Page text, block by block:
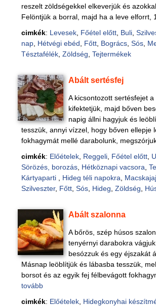
reszelt zöldségekkel elkeverjük és
Felöntjük a borral, majd ha a leve elforrt,
cimkék: Levesek, Főétel előtt, Buli,
nap, Hétvégi ebéd Főtt, Bogrács, Sós,
Tésztafélék, Zöldség Tejtermékek
Abált sertésfej
A kicsontozott sertésfejet
kifektetjük, majd bőven
napig állni hagyjuk és
tesszük, annyi vízzel, hogy bőven ellepje
fokhagymát mellé darabolunk,
cimkék: Előételek, Reggeli, Főétel előtt,
Sörözés, borozás, Hétköznapi vacsora
Kártyaparti
Hideg téli napokra
Szilveszter, Főtt, Sós, Hideg Zöldség
Abált szalonna
A bőrös, szép húsos
tenyérnyi darabokra
besózzuk és egy éjszakát
Másnap leöblítjük és lábasba tesszük,
borsot és az egyik fej félbevágott
tovább
cimkék: Előételek, Hidegkonyhai